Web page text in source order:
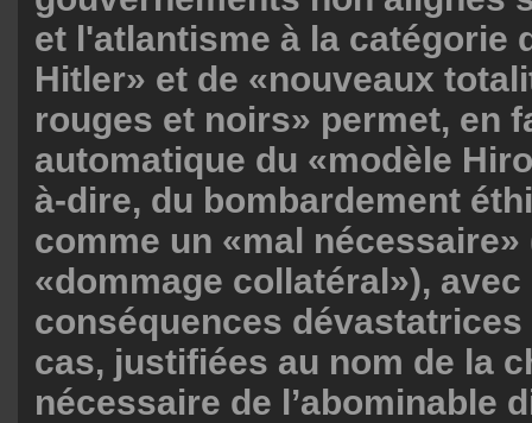
et l'atlantisme à la catégorie
Hitler» et de «nouveaux
rouges et noirs» permet, en
automatique du «modèle
à-dire, du bombardement
comme un «mal
«dommage collatéral»), avec
conséquences
cas, justifiées au nom de la
nécessaire de l’abominable